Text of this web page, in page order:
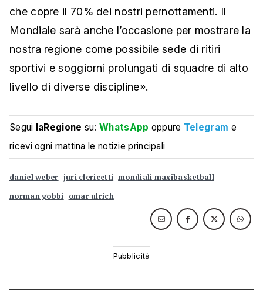
che copre il 70% dei nostri pernottamenti. Il
Mondiale sarà anche l’occasione per mostrare la
nostra regione come possibile sede di ritiri
sportivi e soggiorni prolungati di squadre di alto
livello di diverse discipline».
Segui laRegione su:WhatsApp oppure Telegram e
ricevi ogni mattina le notizie principali
daniel weber juri clericetti mondiali maxibasketball
norman gobbi omar ulrich